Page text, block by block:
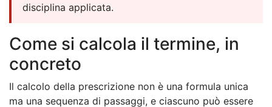
disciplina applicata.
Come si calcola il termine, in
concreto
Il calcolo della prescrizione non è una formula unica
ma una sequenza di passaggi, e ciascuno può essere